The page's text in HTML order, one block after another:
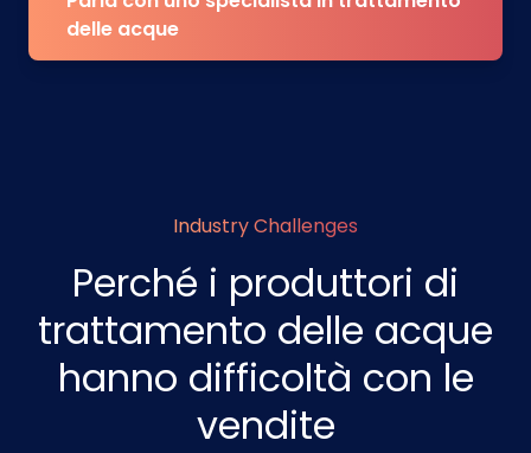
delle acque
Industry Challenges
Perché i produttori di
trattamento delle acque
hanno difficoltà con le
vendite